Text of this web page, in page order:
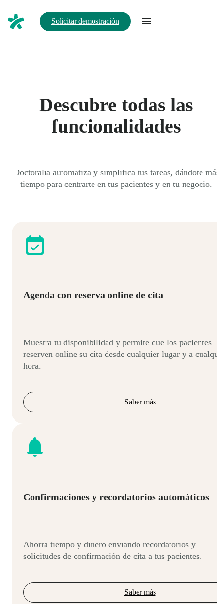
Solicitar demostración
Descubre todas las
funcionalidades
Doctoralia automatiza y simplifica tus tareas, dándote
tiempo para centrarte en tus pacientes y en tu negocio.
Agenda con reserva online de cita
Muestra tu disponibilidad y permite que los pacientes
reserven online su cita desde cualquier lugar y a
hora.
Saber más
Confirmaciones y recordatorios automáticos
Ahorra tiempo y dinero enviando recordatorios y
solicitudes de confirmación de cita a tus pacientes.
Saber más